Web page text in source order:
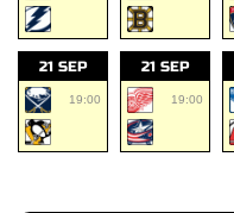
21 SEP
19:00
21 SEP
19:00